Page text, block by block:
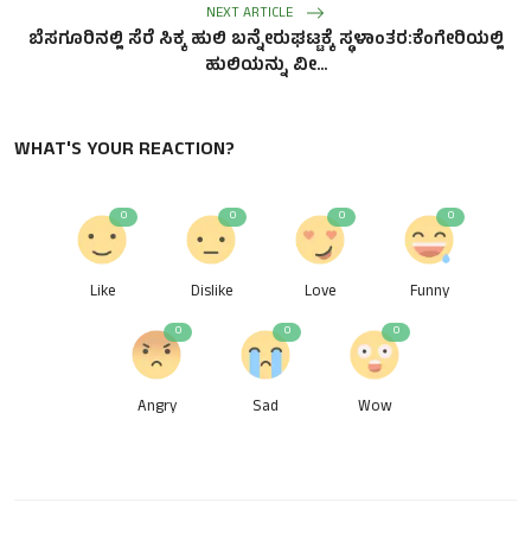
NEXT ARTICLE
ಬೆಸಗೂರಿನಲ್ಲಿ ಸೆರೆ ಸಿಕ್ಕ ಹುಲಿ ಬನ್ನೇರುಘಟ್ಟಕ್ಕೆ ಸ್ಥಳಾಂತರ:ಕೆಂಗೇರಿಯಲ್ಲಿ
ಹುಲಿಯನ್ನು ವೀ...
WHAT'S YOUR REACTION?
Like
0
Dislike
0
Love
0
Funny
0
Angry
0
Sad
0
Wow
0